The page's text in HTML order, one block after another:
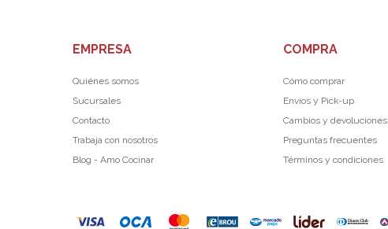
EMPRESA
Quiénes somos
Sucursales
Contacto
Trabaja con nosotros
Blog - Amo Cocinar
COMPRA
Cómo comprar
Envíos y Pick-up
Cambios y devoluciones
Preguntas frecuentes
Términos y condiciones